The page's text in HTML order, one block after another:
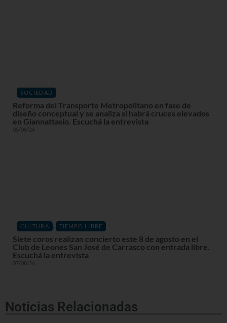
SOCIEDAD
Reforma del Transporte Metropolitano en fase de
diseño conceptual y se analiza si habrá cruces elevados
en Giannattasio. Escuchá la entrevista
05/08/26
CULTURA , TIEMPO LIBRE
Siete coros realizan concierto este 8 de agosto en el
Club de Leones San José de Carrasco con entrada libre.
Escuchá la entrevista
07/08/26
Noticias Relacionadas